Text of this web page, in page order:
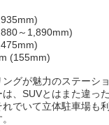
～1,890mm)
(155mm)
グが魅力のステーシ
、SUVとはまた違っ
でいて立体駐車場も